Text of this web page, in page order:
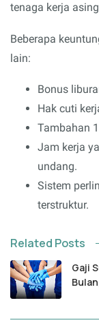
tenaga kerja
Beberapa
lain:
Bonus
Hak cuti
Tambahan
Jam kerja
undang.
Sistem
terstruktur.
Related Posts
Gaji